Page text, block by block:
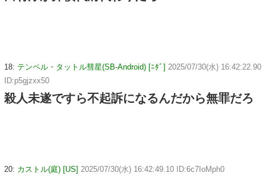
18: テンペル・タットル彗星(SB-Android) [ﾆﾀﾞ] 2025/07/30(水) 16:42:22.90
ID:p5gjzxx50
殺人未遂ですら不起訴になるんだから無罪だろ
20: カストル(庭) [US] 2025/07/30(水) 16:42:49.10 ID:6c7IoMph0